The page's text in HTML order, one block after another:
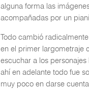
alguna forma las
acompañadas por un
Todo cambió
en el primer largometraje
escuchar a los
ahí en adelante todo fue
muy poco en darse